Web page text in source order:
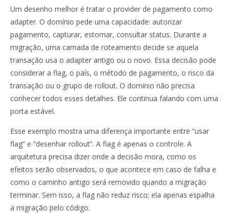
Um desenho melhor é tratar o provider de pagamento como
adapter. O domínio pede uma capacidade: autorizar
pagamento, capturar, estornar, consultar status. Durante a
migração, uma camada de roteamento decide se aquela
transação usa o adapter antigo ou o novo. Essa decisão pode
considerar a flag, o país, o método de pagamento, o risco da
transação ou o grupo de rollout. O domínio não precisa
conhecer todos esses detalhes. Ele continua falando com uma
porta estável.
Esse exemplo mostra uma diferença importante entre “usar
flag” e “desenhar rollout”. A flag é apenas o controle. A
arquitetura precisa dizer onde a decisão mora, como os
efeitos serão observados, o que acontece em caso de falha e
como o caminho antigo será removido quando a migração
terminar. Sem isso, a flag não reduz risco; ela apenas espalha
a migração pelo código.